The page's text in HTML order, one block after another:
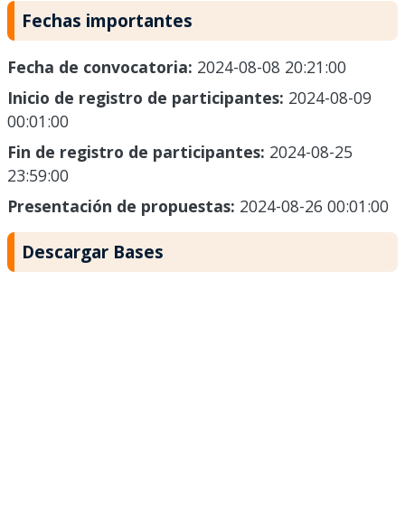
Fechas importantes
Fecha de convocatoria: 2024-08-08 20:21:00
Inicio de registro de participantes: 2024-08-09
00:01:00
Fin de registro de participantes: 2024-08-25
23:59:00
Presentación de propuestas: 2024-08-26 00:01:00
Descargar Bases